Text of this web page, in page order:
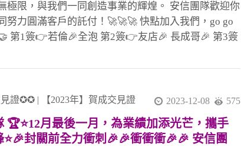
極限，與我們一同創造事業的輝煌。 安信團隊歡迎你
努力圓滿客戶的託付！🚀🚀🚀 快點加入我們，go go
第1簽👉若倫🎉全泡 第2簽👉友店🎉 長成哥🎉 第3簽
泡 第5簽👉小紅經理🎉 素真姐&amp;雅雅🎉 第6簽聯
（領袖重劃店） 廖君姐🎉 #安信團隊 #徵人啟事 #夢
證✪✪ | 【2023年】賀成交見證 2023-12-08 575
🏆⭐12月最後一月，為業績加添光芒，攜手
⭐🎉封關前全力衝刺🎉🎉衝衝衝🎉🎉 安信團